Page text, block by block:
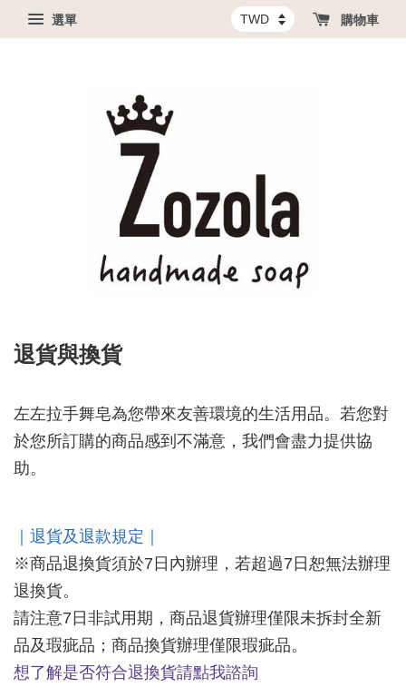
選單 購物車
退貨與換貨
左左拉手舞皂為您帶來友善環境的生活用品。若您對
於您所訂購的商品感到不滿意，我們會盡力提供協
助。
｜退貨及退款規定｜
※商品退換貨須於7日內辦理，若超過7日恕無法辦理
退換貨。
請注意7日非試用期，商品退貨辦理僅限未拆封全新
品及瑕疵品；商品換貨辦理僅限瑕疵品。
想了解是否符合退換貨請點我諮詢